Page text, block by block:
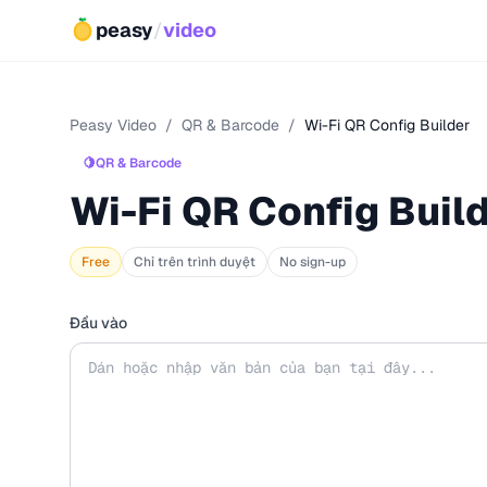
peasy/video
Peasy Video / QR & Barcode / Wi-Fi QR Config Builder
🍋QR & Barcode
Wi-Fi QR Config
Free Chỉ trên trình duyệt No sign-up
Đầu vào